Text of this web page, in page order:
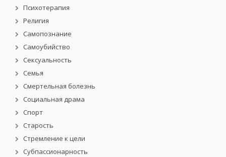
Психотерапия
Религия
Самопознание
Самоубийство
Сексуальность
Семья
Смертельная болезнь
Социальная драма
Спорт
Старость
Стремление к цели
Субпассионарность